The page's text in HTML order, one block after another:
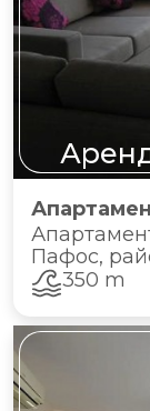
Пафос,
350 m